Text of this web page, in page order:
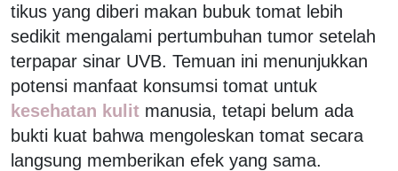
tikus yang diberi makan bubuk tomat lebih
sedikit mengalami pertumbuhan tumor setelah
terpapar sinar UVB. Temuan ini menunjukkan
potensi manfaat konsumsi tomat untuk
kesehatan kulit manusia, tetapi belum ada
bukti kuat bahwa mengoleskan tomat secara
langsung memberikan efek yang sama.